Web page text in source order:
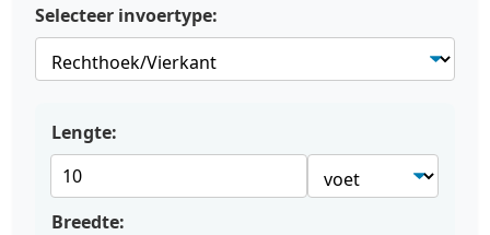
Selecteer invoertype:
Lengte:
Breedte: